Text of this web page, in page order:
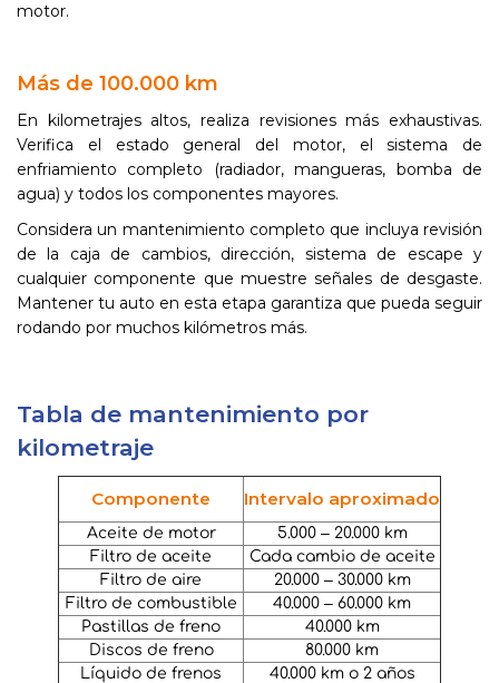
motor.
Más de 100.000 km
En kilometrajes altos, realiza revisiones más exhaustivas.
Verifica el estado general del motor, el sistema de
enfriamiento completo (radiador, mangueras, bomba de
agua) y todos los componentes mayores.
Considera un mantenimiento completo que incluya revisión
de la caja de cambios, dirección, sistema de escape y
cualquier componente que muestre señales de desgaste.
Mantener tu auto en esta etapa garantiza que pueda seguir
rodando por muchos kilómetros más.
Tabla de mantenimiento por
kilometraje
Componente Intervalo aproximado
Aceite de motor
5.000 – 20.000 km
Filtro de aceite
Cada cambio de aceite
Filtro de aire
20.000 – 30.000 km
Filtro de combustible
40.000 – 60.000 km
Pastillas de freno
40.000 km
Discos de freno
80.000 km
Líquido de frenos
40.000 km o 2 años